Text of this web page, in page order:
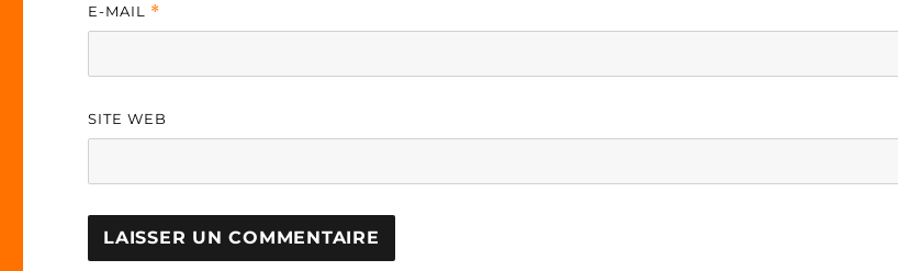
E-MAIL *
SITE WEB